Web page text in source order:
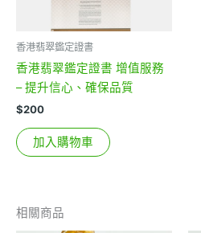
香港翡翠鑑定證書
香港翡翠鑑定證書 增值服務
– 提升信心、確保品質
$200
加入購物車
相關商品